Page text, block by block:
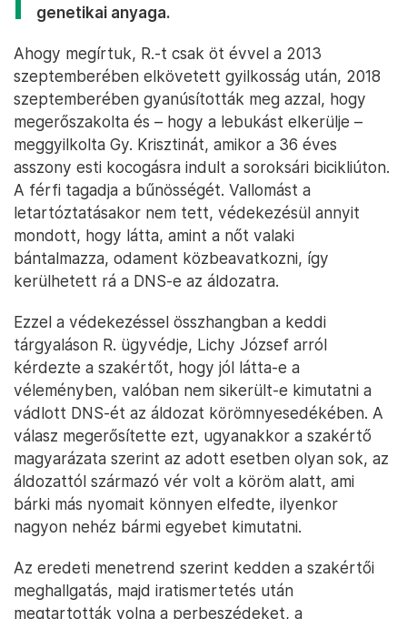
genetikai anyaga.
Ahogy megírtuk, R.-t csak öt évvel a 2013
szeptemberében elkövetett gyilkosság után, 2018
szeptemberében gyanúsították meg azzal, hogy
megerőszakolta és – hogy a lebukást elkerülje –
meggyilkolta Gy. Krisztinát, amikor a 36 éves
asszony esti kocogásra indult a soroksári bicikliúton.
A férfi tagadja a bűnösségét. Vallomást a
letartóztatásakor nem tett, védekezésül annyit
mondott, hogy látta, amint a nőt valaki
bántalmazza, odament közbeavatkozni, így
kerülhetett rá a DNS-e az áldozatra.
Ezzel a védekezéssel összhangban a keddi
tárgyaláson R. ügyvédje, Lichy József arról
kérdezte a szakértőt, hogy jól látta-e a
véleményben, valóban nem sikerült-e kimutatni a
vádlott DNS-ét az áldozat körömnyesedékében. A
válasz megerősítette ezt, ugyanakkor a szakértő
magyarázata szerint az adott esetben olyan sok, az
áldozattól származó vér volt a köröm alatt, ami
bárki más nyomait könnyen elfedte, ilyenkor
nagyon nehéz bármi egyebet kimutatni.
Az eredeti menetrend szerint kedden a szakértői
meghallgatás, majd iratismertetés után
megtartották volna a perbeszédeket, a